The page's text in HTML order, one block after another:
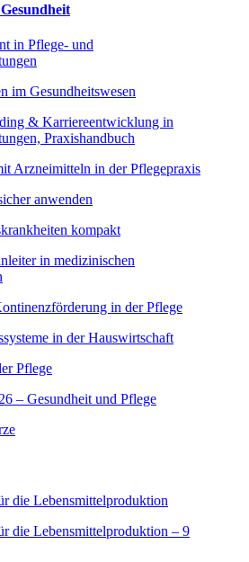
in Pflege- und
im Gesundheitswesen
& Karriereentwicklung in
Praxishandbuch
Arzneimitteln in der Pflegepraxis
anwenden
kompakt
in medizinischen
in der Pflege
in der Hauswirtschaft
Pflege
– Gesundheit und Pflege
die Lebensmittelproduktion
die Lebensmittelproduktion – 9